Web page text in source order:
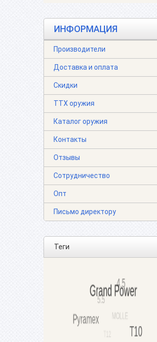
ИНФОРМАЦИЯ
Производители
Доставка и оплата
Скидки
ТТХ оружия
Каталог оружия
Контакты
Отзывы
Сотрудничество
Опт
Письмо директору
Теги